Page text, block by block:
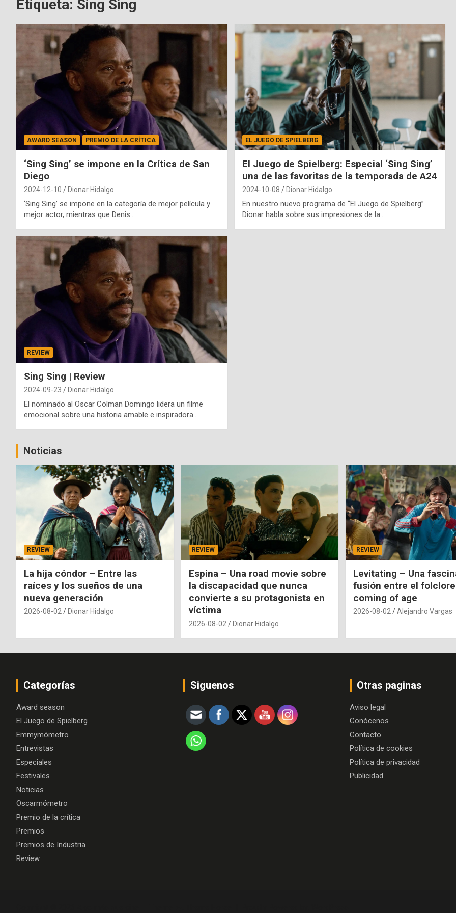
Etiqueta: Sing Sing
AWARD SEASON PREMIO DE LA CRÍTICA
‘Sing Sing’ se impone en la Crítica de San
Diego
2024-12-10 Dionar Hidalgo
‘Sing Sing’ se impone en la categoría de mejor película y
mejor actor, mientras que Denis…
EL JUEGO DE SPIELBERG
El Juego de Spielberg: Especial ‘Sing Sing’
una de las favoritas de la temporada de A24
2024-10-08 Dionar Hidalgo
En nuestro nuevo programa de “El Juego de Spielberg”
Dionar habla sobre sus impresiones de la…
REVIEW
Sing Sing | Review
2024-09-23 Dionar Hidalgo
El nominado al Oscar Colman Domingo lidera un filme
emocional sobre una historia amable e inspiradora…
Noticias
REVIEW
La hija cóndor – Entre las
raíces y los sueños de una
nueva generación
2026-08-02 Dionar Hidalgo
REVIEW
Espina – Una road movie sobre
la discapacidad que nunca
convierte a su protagonista en
víctima
2026-08-02 Dionar Hidalgo
REVIEW
Levitating – Una
fusión entre el
coming of age
2026-08-02 Alejandro Vargas
Categorías
Award season
El Juego de Spielberg
Emmymómetro
Entrevistas
Especiales
Festivales
Noticias
Oscarmómetro
Premio de la crítica
Premios
Premios de Industria
Review
Siguenos Otras paginas
Aviso legal
Conócenos
Contacto
Política de cookies
Política de privacidad
Publicidad